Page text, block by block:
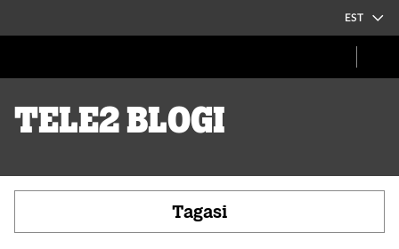
EST
Tele2 blogi
Tagasi